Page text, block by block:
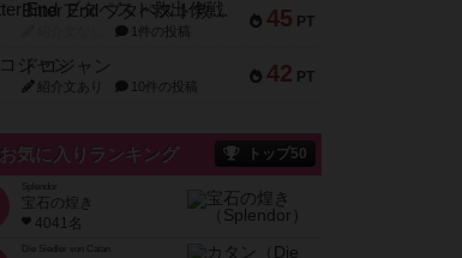
45 PT
Bitter End ブタペスト救出作戦
1件の投稿
42 PT
ドコジャン
紹介文あり 10件の投稿
お気に入りランキング トップ50
宝石の煌き
4041名
Die Siedler von Catan